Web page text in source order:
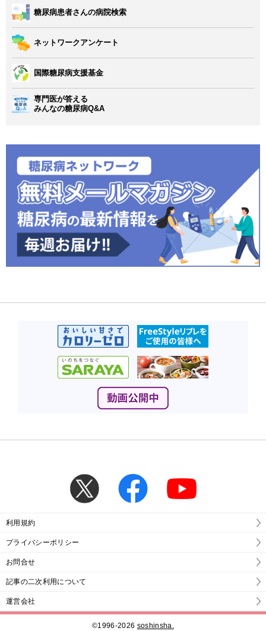
糖尿病患者さんの病院検索
ネットワークアンケート
国際糖尿病支援基金
専門医が答える
みんなの糖尿病Q&A
利用規約
プライバシーポリシー
お問合せ
記事の二次利用について
運営会社
©1996-2026 soshinsha.